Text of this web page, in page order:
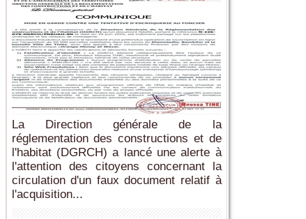
La Direction générale de la
réglementation des constructions et de
l'habitat (DGRCH) a lancé une alerte à
l'attention des citoyens concernant la
circulation d'un faux document relatif à
l'acquisition...